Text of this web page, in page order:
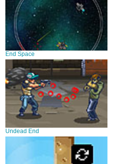
End Space
Undead End